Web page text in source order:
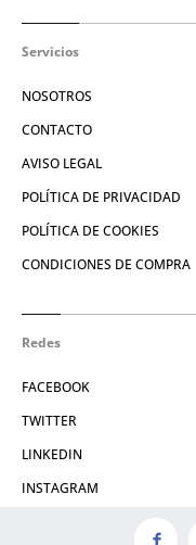
Servicios
NOSOTROS
CONTACTO
AVISO LEGAL
POLÍTICA DE PRIVACIDAD
POLÍTICA DE COOKIES
CONDICIONES DE COMPRA
Redes
FACEBOOK
TWITTER
LINKEDIN
INSTAGRAM